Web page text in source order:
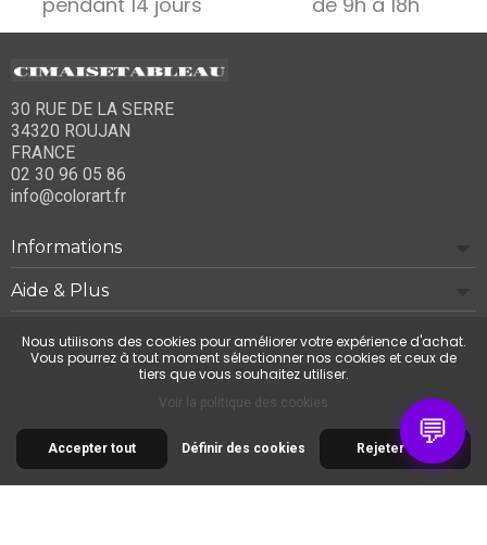
30 RUE DE LA SERRE
34320 ROUJAN
FRANCE
02 30 96 05 86
info@colorart.fr
Informations
Aide & Plus
Notre société
Contactez-nous
💬
© 2026 Cimaise Tableau. Tous droits réservés.
Nous utilisons des cookies pour améliorer votre expérience d'achat.
Vous pourrez à tout moment sélectionner nos cookies et ceux de
tiers que vous souhaitez utiliser.
Voir la politique des cookies
Accepter tout Rejeter tout
Définir des cookies